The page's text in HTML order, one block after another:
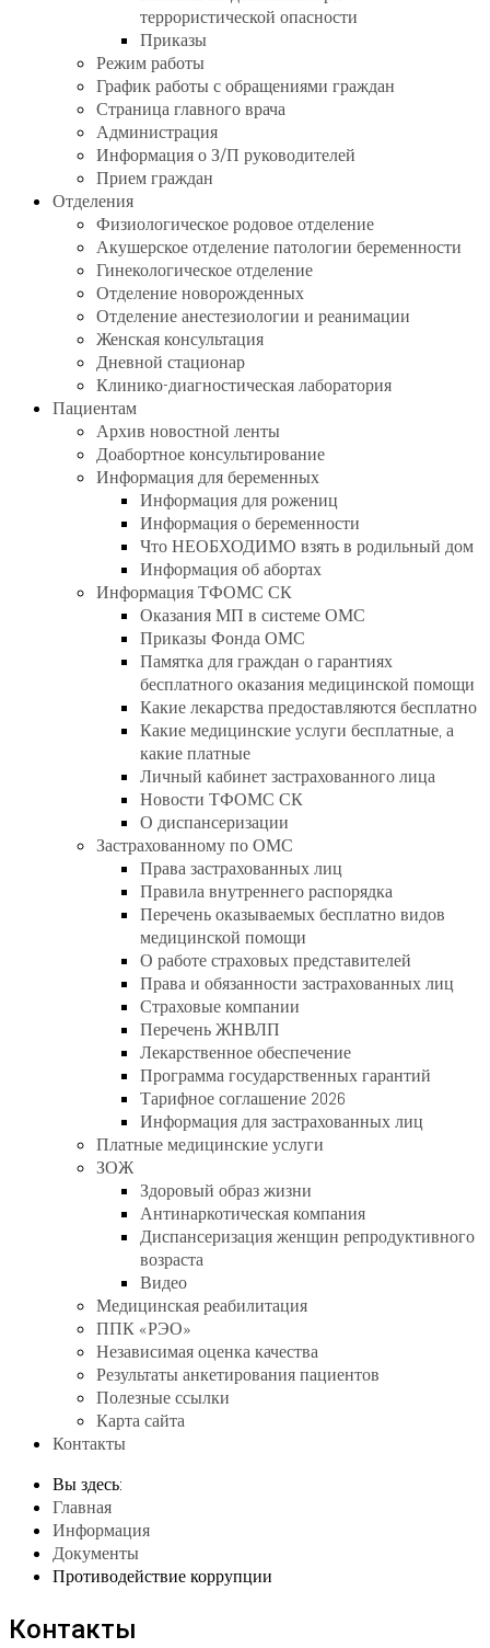
террористической опасности
Приказы
Режим работы
График работы с обращениями граждан
Страница главного врача
Администрация
Информация о З/П руководителей
Прием граждан
Отделения
Физиологическое родовое отделение
Акушерское отделение патологии беременности
Гинекологическое отделение
Отделение новорожденных
Отделение анестезиологии и реанимации
Женская консультация
Дневной стационар
Клинико-диагностическая лаборатория
Пациентам
Архив новостной ленты
Доабортное консультирование
Информация для беременных
Информация для рожениц
Информация о беременности
Что НЕОБХОДИМО взять в родильный дом
Информация об абортах
Информация ТФОМС СК
Оказания МП в системе ОМС
Приказы Фонда ОМС
Памятка для граждан о гарантиях
бесплатного оказания медицинской помощи
Какие лекарства предоставляются бесплатно
Какие медицинские услуги бесплатные, а
какие платные
Личный кабинет застрахованного лица
Новости ТФОМС СК
О диспансеризации
Застрахованному по ОМС
Права застрахованных лиц
Правила внутреннего распорядка
Перечень оказываемых бесплатно видов
медицинской помощи
О работе страховых представителей
Права и обязанности застрахованных лиц
Страховые компании
Перечень ЖНВЛП
Лекарственное обеспечение
Программа государственных гарантий
Тарифное соглашение 2026
Информация для застрахованных лиц
Платные медицинские услуги
ЗОЖ
Здоровый образ жизни
Антинаркотическая компания
Диспансеризация женщин репродуктивного
возраста
Видео
Медицинская реабилитация
ППК «РЭО»
Независимая оценка качества
Результаты анкетирования пациентов
Полезные ссылки
Карта сайта
Контакты
Вы здесь:
Главная
Информация
Документы
Противодействие коррупции
Контакты